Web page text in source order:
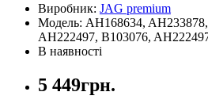
Виробник: JAG premium
Модель: AH168634,
AH222497, B103076,
В наявності
5 449грн.